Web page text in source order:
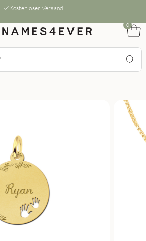
Kostenloser Versand
0